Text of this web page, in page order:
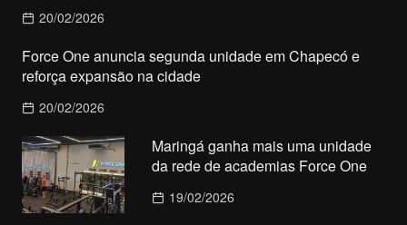
20/02/2026
Force One anuncia segunda unidade em Chapecó e
reforça expansão na cidade
20/02/2026
Maringá ganha mais uma unidade
da rede de academias Force One
19/02/2026